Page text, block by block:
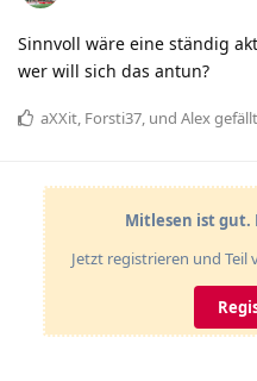
Sinnvoll wäre eine ständig
wer will sich das antun?
aXXit, Forsti37, und Alex
Mitlesen ist gut.
Jetzt registrieren und Teil